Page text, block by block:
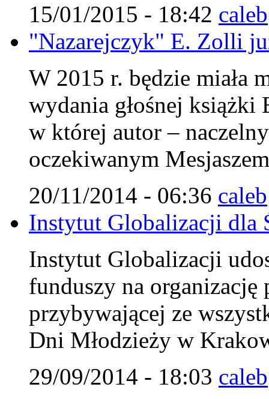
15/01/2015 - 18:42 caleb
"Nazarejczyk" E. Zolli
W 2015 r. będzie miała
wydania głośnej
w której autor –
oczekiwanym
20/11/2014 - 06:36 caleb
Instytut Globalizacji dla
Instytut Globalizacji
funduszy na organizację
przybywającej ze
Dni Młodzieży w
29/09/2014 - 18:03 caleb